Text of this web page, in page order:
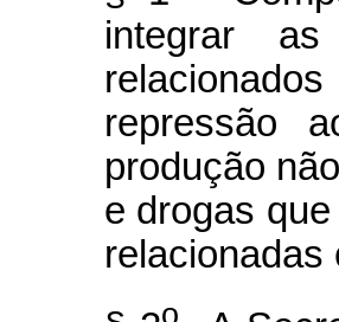
integrar
repressão
produção
e drogas
relacionadas